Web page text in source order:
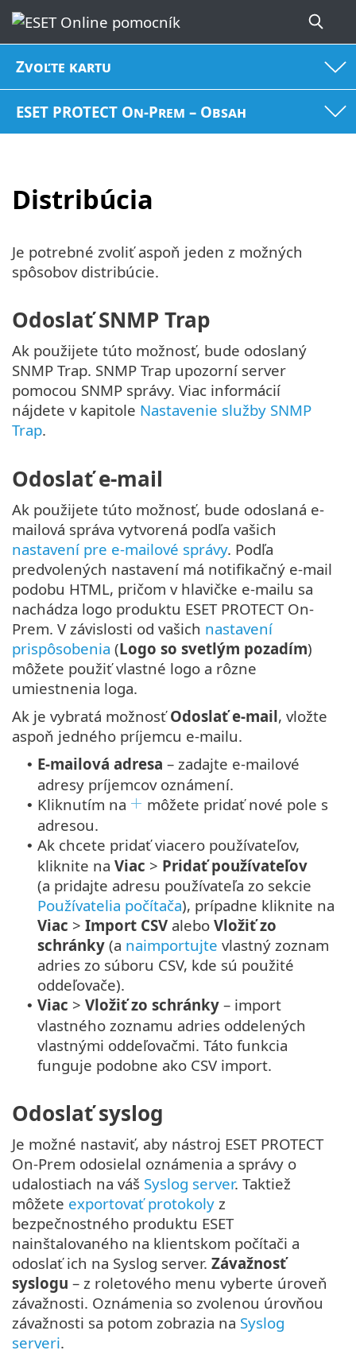
Zvoľte kartu
ESET PROTECT On-Prem – Obsah
Distribúcia
Je potrebné zvoliť aspoň jeden z možných
spôsobov distribúcie.
Odoslať SNMP Trap
Ak použijete túto možnosť, bude odoslaný
SNMP Trap. SNMP Trap upozorní server
pomocou SNMP správy. Viac informácií
nájdete v kapitole Nastavenie služby SNMP
Trap.
Odoslať e-mail
Ak použijete túto možnosť, bude odoslaná e-
mailová správa vytvorená podľa vašich
nastavení pre e-mailové správy. Podľa
predvolených nastavení má notifikačný e-mail
podobu HTML, pričom v hlavičke e-mailu sa
nachádza logo produktu ESET PROTECT On-
Prem. V závislosti od vašich nastavení
prispôsobenia (Logo so svetlým pozadím)
môžete použiť vlastné logo a rôzne
umiestnenia loga.
Ak je vybratá možnosťOdoslať e-mail, vložte
aspoň jedného príjemcu e-mailu.
• E-mailová adresa – zadajte e-mailové
adresy príjemcov oznámení.
• Kliknutím na
môžete pridať nové pole s
adresou.
• Ak chcete pridať viacero používateľov,
kliknite na Viac > Pridať používateľov
(a pridajte adresu používateľa zo sekcie
Používatelia počítača), prípadne kliknite na
Viac > Import CSV alebo Vložiť zo
schránky (a naimportujte vlastný zoznam
adries zo súboru CSV, kde sú použité
oddeľovače).
• Viac > Vložiť zo schránky – import
vlastného zoznamu adries oddelených
vlastnými oddeľovačmi. Táto funkcia
funguje podobne ako CSV import.
Odoslať syslog
Je možné nastaviť, aby nástroj ESET PROTECT
On-Prem odosielal oznámenia a správy o
udalostiach na váš Syslog server. Taktiež
môžete exportovať protokoly z
bezpečnostného produktu ESET
nainštalovaného na klientskom počítači a
odoslať ich na Syslog server. Závažnosť
syslogu – z roletového menu vyberte úroveň
závažnosti. Oznámenia so zvolenou úrovňou
závažnosti sa potom zobrazia na Syslog
serveri.